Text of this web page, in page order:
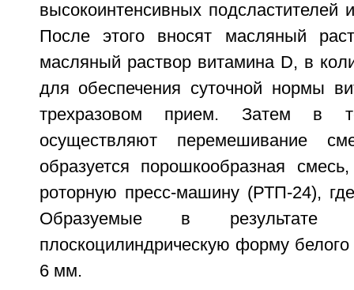
высокоинтенсивных подсластителей
После этого вносят масляный
масляный раствор витамина D, в
для обеспечения суточной нормы
трехразовом прием. Затем в
осуществляют перемешивание
образуется порошкообразная
роторную пресс-машину (РТП-24),
Образуемые в результате
плоскоцилиндрическую форму
6 мм.